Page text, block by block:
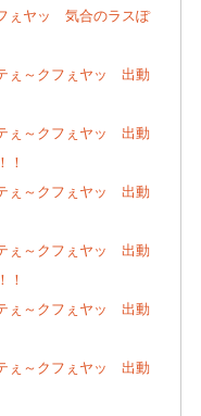
ぇヤッ 気合のラスぽ
～クフぇヤッ 出動
～クフぇヤッ 出動
！
～クフぇヤッ 出動
～クフぇヤッ 出動
！
～クフぇヤッ 出動
～クフぇヤッ 出動